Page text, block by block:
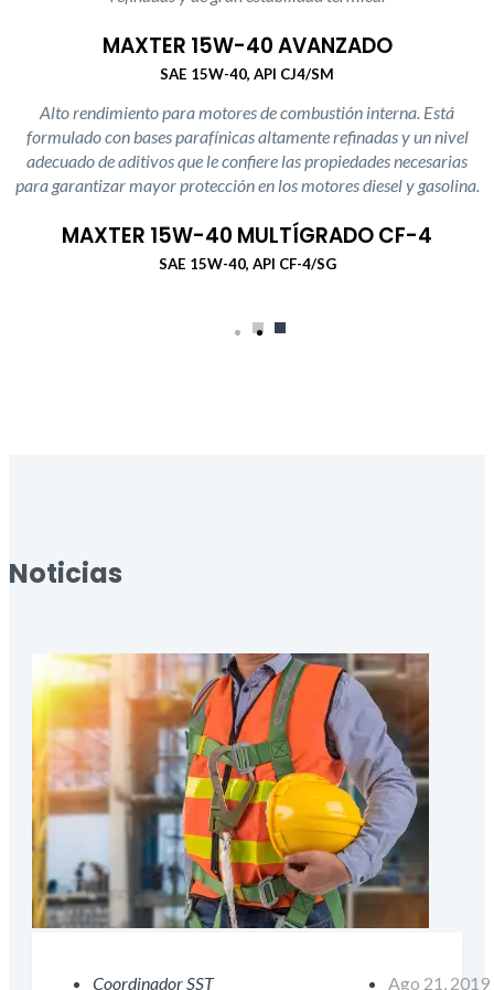
MAXTER 15W-40 AVANZADO
SAE 15W-40, API CJ4/SM
Alto rendimiento para motores de combustión interna. Está
formulado con bases parafínicas altamente refinadas y un nivel
adecuado de aditivos que le confiere las propiedades necesarias
para garantizar mayor protección en los motores diesel y gasolina.
MAXTER 15W-40 MULTÍGRADO CF-4
SAE 15W-40, API CF-4/SG
Noticias
Coordinador SST Ago 21, 2019